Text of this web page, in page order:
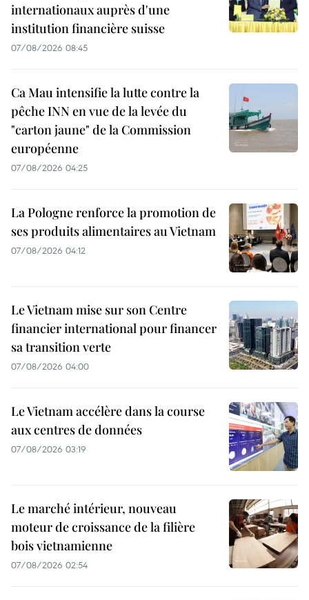
internationaux auprès d'une
institution financière suisse
07/08/2026 08:45
Ca Mau intensifie la lutte contre la
pêche INN en vue de la levée du
"carton jaune" de la Commission
européenne
07/08/2026 04:25
La Pologne renforce la promotion de
ses produits alimentaires au Vietnam
07/08/2026 04:12
Le Vietnam mise sur son Centre
financier international pour financer
sa transition verte
07/08/2026 04:00
Le Vietnam accélère dans la course
aux centres de données
07/08/2026 03:19
Le marché intérieur, nouveau
moteur de croissance de la filière
bois vietnamienne
07/08/2026 02:54